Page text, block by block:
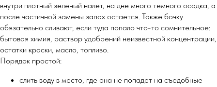
внутри плотный зеленый налет, на дне много темного осадка, а
после частичной замены запах остается. Также бочку
обязательно сливают, если туда попало что-то сомнительное:
бытовая химия, раствор удобрений неизвестной концентрации,
остатки краски, масло, топливо.
Порядок простой:
слить воду в место, где она не попадет на съедобные